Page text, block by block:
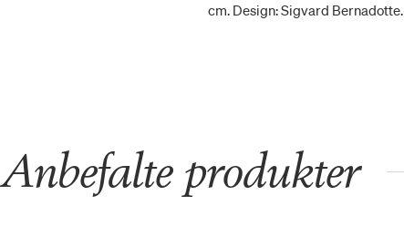
cm. Design: Sigvard Bernadotte.
Anbefalte produkter